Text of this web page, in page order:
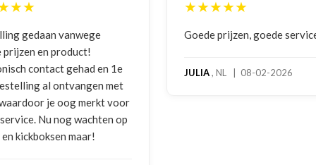
prijzen, goede service
NL | 08-02-2026
★★★★★
Zeer betrouwbaar en
hoog servicelevel. Bestelde